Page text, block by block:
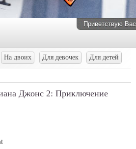
Приветствую Вас
На двоих Для девочек Для детей
Джонс 2: Приключение